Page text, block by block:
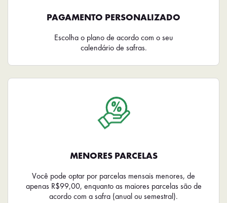
PAGAMENTO PERSONALIZADO
Escolha o plano de acordo com o seu
calendário de safras.
MENORES PARCELAS
Você pode optar por parcelas mensais menores, de
apenas R$99,00, enquanto as maiores parcelas são de
acordo com a safra (anual ou semestral).